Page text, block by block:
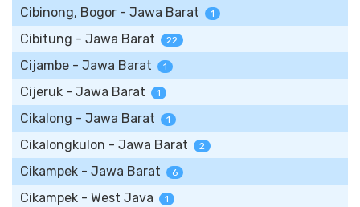
Cibinong, Bogor - Jawa Barat 1
Cibitung - Jawa Barat 22
Cijambe - Jawa Barat 1
Cijeruk - Jawa Barat 1
Cikalong - Jawa Barat 1
Cikalongkulon - Jawa Barat 2
Cikampek - Jawa Barat 6
Cikampek - West Java 1